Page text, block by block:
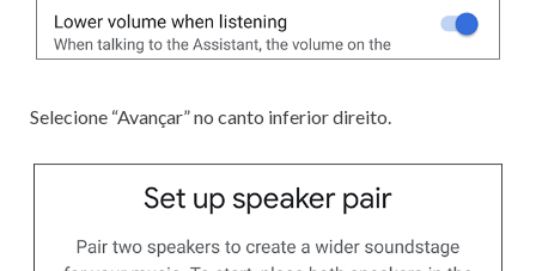
Selecione “Avançar” no canto inferior direito.